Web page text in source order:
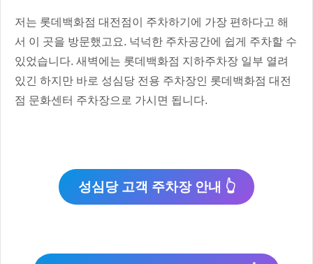
저는 롯데백화점 대전점이 주차하기에 가장 편하다고 해
서 이 곳을 방문했고요. 넉넉한 주차공간에 쉽게 주차할 수
있었습니다. 새벽에는 롯데백화점 지하주차장 일부 열려
있긴 하지만 바로 성심당 전용 주차장인 롯데백화점 대전
점 문화센터 주차장으로 가시면 됩니다.
성심당 고객 주차장 안내 👆